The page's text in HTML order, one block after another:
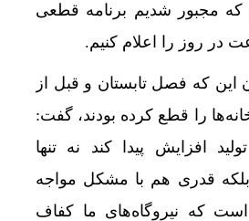
که مجبور شدیم برنامه قطعی
این که فصل تابستان و قبل از
را قطع کرده بودند، گفت:
افزایش پیدا کند نه تنها
بلکه قدری هم با مشکل مواجه
که نیروگاه‌های ما کفاف